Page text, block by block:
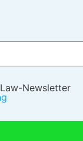
Newsletter